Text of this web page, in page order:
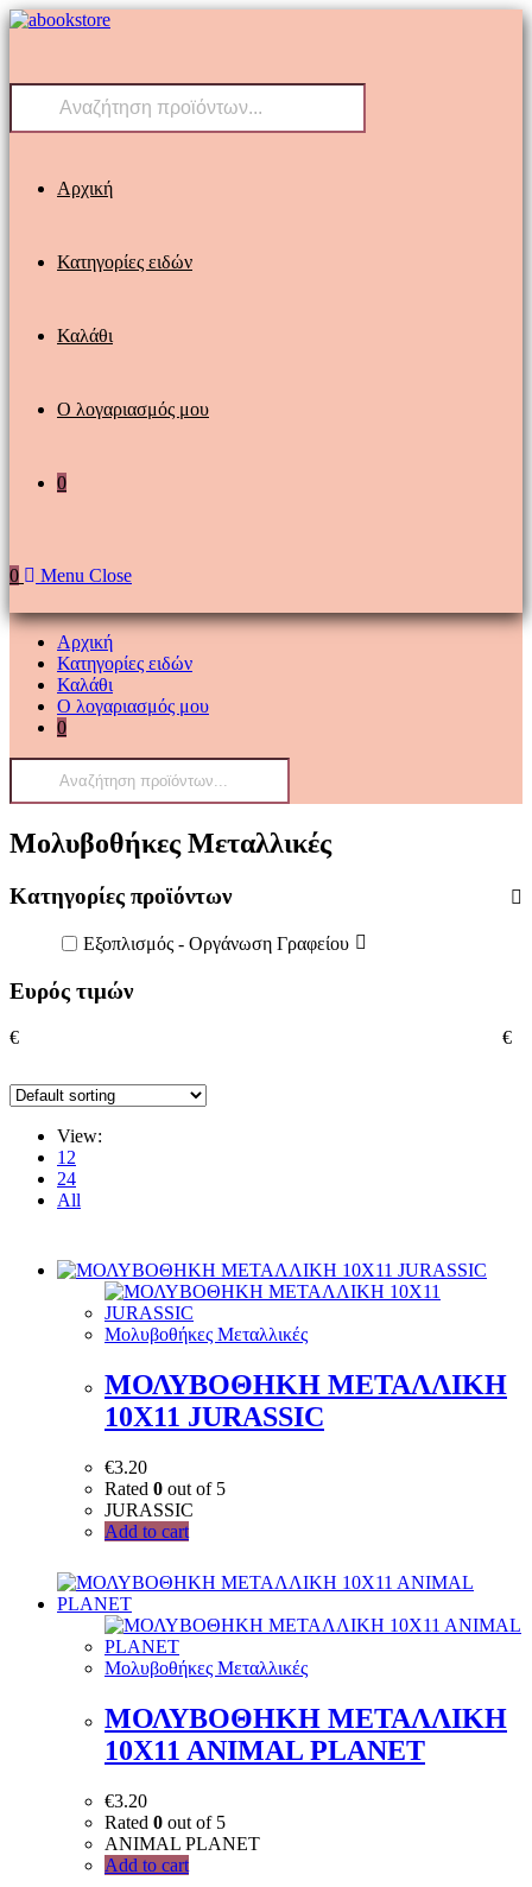
Skip
Products
Αρχική
Κατηγορίες ειδών
Καλάθι
Ο λογαριασμός μου
0
0 Menu Close
Αρχική
Κατηγορίες ειδών
Καλάθι
Ο λογαριασμός μου
0
Products
Μολυβοθήκες Μεταλλικές
Κατηγορίες προϊόντων
Εξοπλισμός - Οργάνωση Γραφείου
Ευρός τιμών
€ €
View:
12
24
All
Μολυβοθήκες Μεταλλικές
ΜΟΛΥΒΟΘΗΚΗ ΜΕΤΑΛΛΙΚΗ
10X11 JURASSIC
€3.20
Rated 0 out of 5
JURASSIC
Add to cart
Μολυβοθήκες Μεταλλικές
ΜΟΛΥΒΟΘΗΚΗ ΜΕΤΑΛΛΙΚΗ
10X11 ANIMAL PLANET
€3.20
Rated 0 out of 5
ANIMAL PLANET
Add to cart